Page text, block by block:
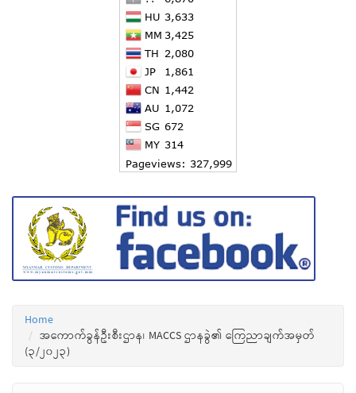
Home
အကောက်ခွန်ဦးစီးဌာန၊ MACCS ဌာနခွဲ၏ ကြေညာချက်အမှတ်
(၃/၂၀၂၃)